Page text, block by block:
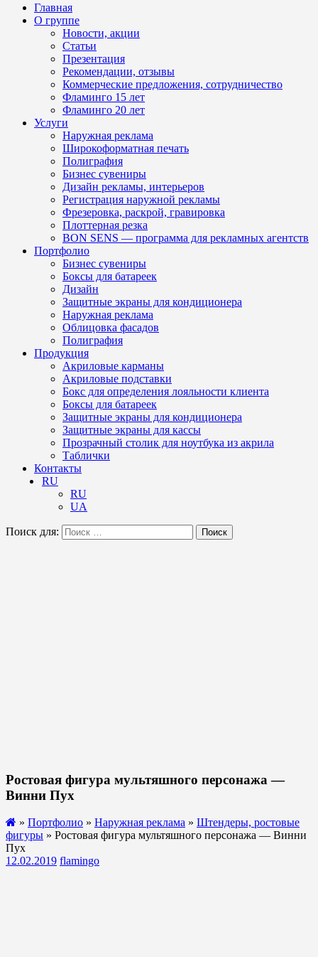
Главная
О группе
Новости, акции
Статьи
Презентация
Рекомендации, отзывы
Коммерческие предложения, сотрудничество
Фламинго 15 лет
Фламинго 20 лет
Услуги
Наружная реклама
Широкоформатная печать
Полиграфия
Бизнес сувениры
Дизайн рекламы, интерьеров
Регистрация наружной рекламы
Фрезеровка, раскрой, гравировка
Плоттерная резка
BON SENS — программа для рекламных агентств
Портфолио
Бизнес сувениры
Боксы для батареек
Дизайн
Защитные экраны для кондиционера
Наружная реклама
Облицовка фасадов
Полиграфия
Продукция
Акриловые карманы
Акриловые подставки
Бокс для определения лояльности клиента
Боксы для батареек
Защитные экраны для кондиционера
Защитные экраны для кассы
Прозрачный столик для ноутбука из акрила
Таблички
Контакты
RU
RU
UA
Поиск для: Поиск
Ростовая фигура мультяшного персонажа —
Винни Пух
» Портфолио » Наружная реклама » Штендеры, ростовые
фигуры » Ростовая фигура мультяшного персонажа — Винни
Пух
12.02.2019 flamingo